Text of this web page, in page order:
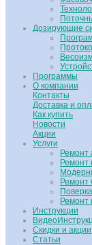
Дозирующие
Программы
О компании
Контакты
Доставка и
Как купить
Новости
Акции
Услуги
Ремонт
Ремонт
Ремонт
Ремонт
Инструкции
Скидки и акции
Статьи